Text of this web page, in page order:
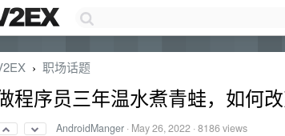
› 职场话题
程序员三年温水煮青蛙，如何
AndroidManger · May 26, 2022 · 8186 views